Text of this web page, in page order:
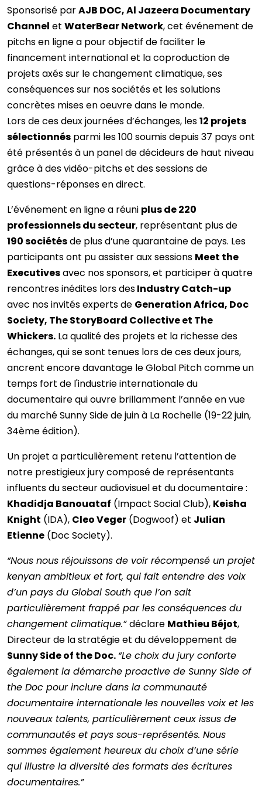
Sponsorisé parAJB DOC, Al Jazeera Documentary
Channel et WaterBear Network, cet événement de
pitchs en ligne a pour objectif de faciliter le
financement international et la coproduction de
projets axés sur le changement climatique, ses
conséquences sur nos sociétés et les solutions
concrètes mises en oeuvre dans le monde.
Lors de ces deux journées d’échanges, les12 projets
sélectionnés parmi les 100 soumis depuis 37 pays ont
été présentés à un panel de décideurs de haut niveau
grâce à des vidéo-pitchs et des sessions de
questions-réponses en direct.
L’événement en ligne a réuni plus de 220
professionnels du secteur, représentant plus de
190 sociétésde plus d’une quarantaine de pays. Les
participants ont pu assister aux sessions Meet the
Executivesavec nos sponsors, et participer à quatre
rencontres inédites lors desIndustry Catch-up
avec nos invités experts de Generation Africa, Doc
Society, The StoryBoard Collective et The
Whickers. La qualité des projets et la richesse des
échanges, qui se sont tenues lors de ces deux jours,
ancrent encore davantage le Global Pitch comme un
temps fort de l'industrie internationale du
documentaire qui ouvre brillamment l’année en vue
du marché Sunny Side de juin à La Rochelle (19-22 juin,
34ème édition).
Un projet a particulièrement retenu l’attention de
notre prestigieux jury composé de représentants
influents du secteur audiovisuel et du documentaire :
Khadidja Banouataf (Impact Social Club), Keisha
Knight (IDA), Cleo Veger (Dogwoof) et Julian
Etienne (Doc Society).
“Nous nous réjouissons de voir récompensé un projet
kenyan ambitieux et fort, qui fait entendre des voix
d’un pays du Global South que l’on sait
particulièrement frappé par les conséquences du
changement climatique.”déclare Mathieu Béjot,
Directeur de la stratégie et du développement de
Sunny Side of the Doc. “Le choix du jury conforte
également la démarche proactive de Sunny Side of
the Doc pour inclure dans la communauté
documentaire internationale les nouvelles voix et les
nouveaux talents, particulièrement ceux issus de
communautés et pays sous-représentés. Nous
sommes également heureux du choix d’une série
qui illustre la diversité des formats des écritures
documentaires.”